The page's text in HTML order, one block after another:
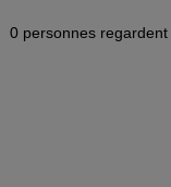
0 personnes regardent